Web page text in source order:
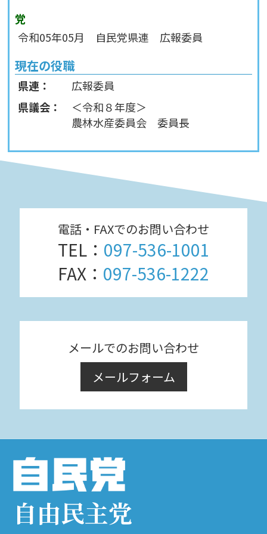
党
令和05年05月 自民党県連 広報委員
現在の役職
県連：
広報委員
県議会：
＜令和８年度＞
農林水産委員会 委員長
電話・FAXでのお問い合わせ
TEL： 097-536-1001
FAX： 097-536-1222
メールでのお問い合わせ
メールフォーム
自由民主党